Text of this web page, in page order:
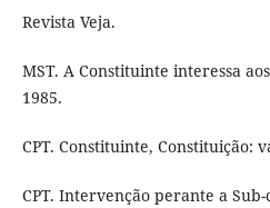
Revista Veja.
MST. A Constituinte interessa
1985.
CPT. Constituinte, Constituição:
CPT. Intervenção perante a